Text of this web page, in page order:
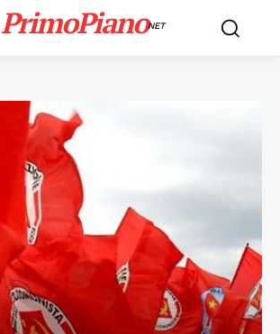
PrimoPianoNET